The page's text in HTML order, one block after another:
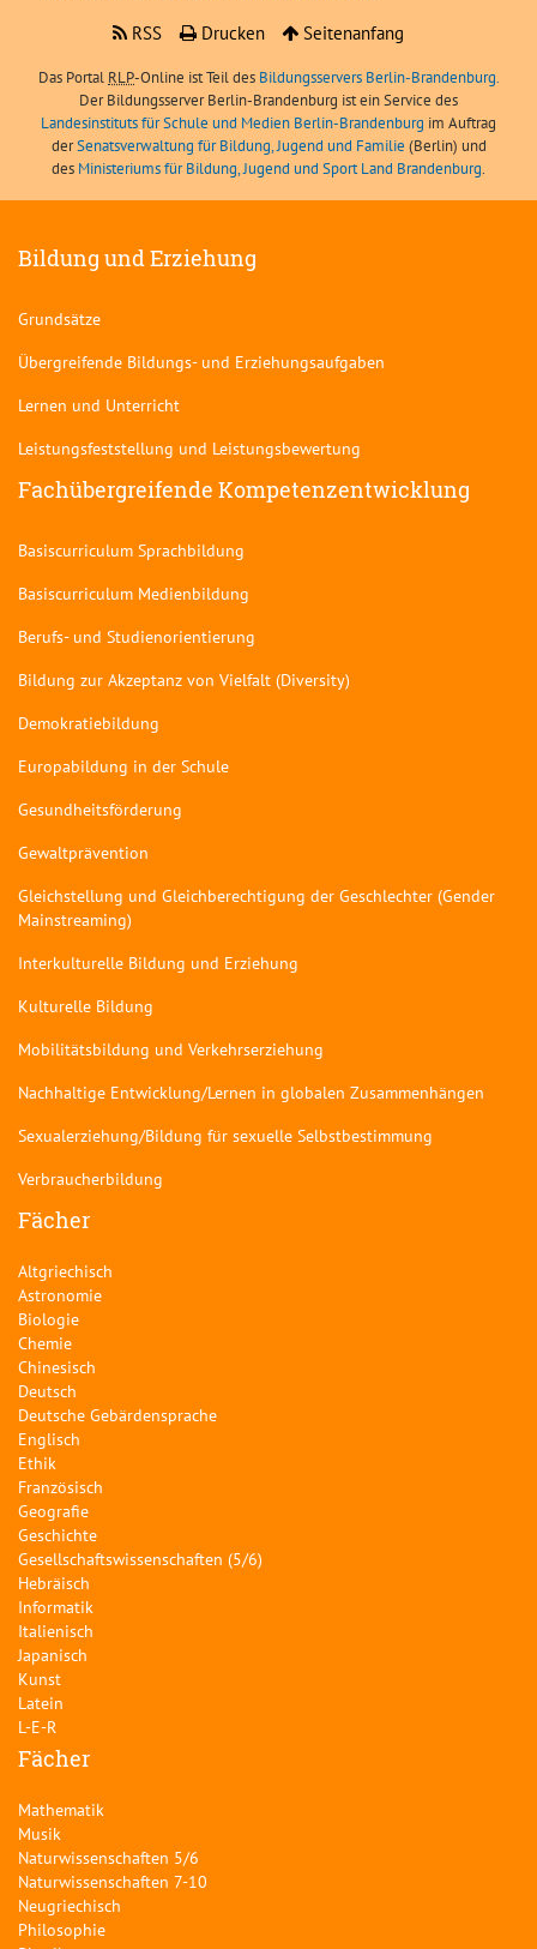
RSS
Drucken Seitenanfang
Das Portal RLP-Online ist Teil des Bildungsservers Berlin-Brandenburg.
Der Bildungsserver Berlin-Brandenburg ist ein Service des
Landesinstituts für Schule und Medien Berlin-Brandenburg im Auftrag
derSenatsverwaltung für Bildung, Jugend und Familie (Berlin) und
des Ministeriums für Bildung, Jugend und Sport Land Brandenburg.
Bildung und Erziehung
Grundsätze
Übergreifende Bildungs- und Erziehungsaufgaben
Lernen und Unterricht
Leistungsfeststellung und Leistungsbewertung
Fachübergreifende Kompetenzentwicklung
Basiscurriculum Sprachbildung
Basiscurriculum Medienbildung
Berufs- und Studienorientierung
Bildung zur Akzeptanz von Vielfalt (Diversity)
Demokratiebildung
Europabildung in der Schule
Gesundheitsförderung
Gewaltprävention
Gleichstellung und Gleichberechtigung der Geschlechter (Gender
Mainstreaming)
Interkulturelle Bildung und Erziehung
Kulturelle Bildung
Mobilitätsbildung und Verkehrserziehung
Nachhaltige Entwicklung/Lernen in globalen Zusammenhängen
Sexualerziehung/Bildung für sexuelle Selbstbestimmung
Verbraucherbildung
Fächer
Altgriechisch
Astronomie
Biologie
Chemie
Chinesisch
Deutsch
Deutsche Gebärdensprache
Englisch
Ethik
Französisch
Geografie
Geschichte
Gesellschaftswissenschaften (5/6)
Hebräisch
Informatik
Italienisch
Japanisch
Kunst
Latein
L-E-R
Fächer
Mathematik
Musik
Naturwissenschaften 5/6
Naturwissenschaften 7-10
Neugriechisch
Philosophie